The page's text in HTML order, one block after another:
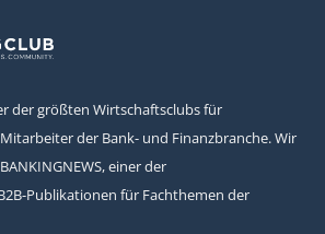
der größten Wirtschaftsclubs für
der Bank- und Finanzbranche. Wir
einer der
Publikationen für Fachthemen der